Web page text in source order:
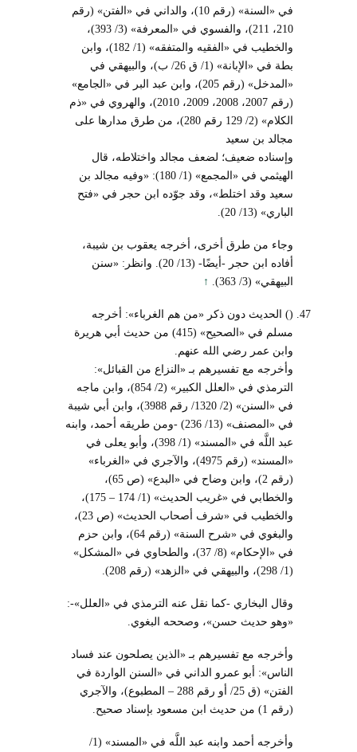
في «السنة» (رقم 10)، والداني في «الفتن» (رقم
210، 211)، والفسوي في «المعرفة» (3/ 393)،
والخطيب في «الفقيه والمتفقه» (1/ 182)، وابن
بطة في «الإبانة» (1/ ق 26/ ب)، والبيهقي في
«المدخل» (رقم 205)، وابن عبد البر في «الجامع»
(رقم 2007، 2008، 2009، 2010)، والهروي في «ذم
الكلام» (2/ 129 رقم 280)، من طرق مدارها على
مجالد بن سعيد
وإسناده ضعيف؛ لضعف مجالد واختلاطه، قال
الهيثمي في «المجمع» (1/ 180): «وفيه مجالد بن
سعيد وقد اختلط»، وقد جوّده ابن حجر في «فتح
الباري» (13/ 20).
وجاء من طرق أخرى، أخرجه يعقوب بن شيبة،
أفاده ابن حجر -أيضًا- (13/ 20). وانظر: «سنن
البيهقي» (3/ 363).
↑
() الحديث دون ذكر «من هم الغرباء»: أخرجه
مسلم في «الصحيح» (415) من حديث أبي هريرة
وابن عمر رضي الله عنهم.
وأخرجه مع تفسيرهم بـ «النزاع من القبائل»:
الترمذي في «العلل الكبير» (2/ 854)، وابن ماجه
في «السنن» (2/ 1320/ رقم 3988)، وابن أبي شيبة
في «المصنف» (13/ 236) -ومن طريقه أحمد، وابنه
عبد اللَّه في «المسند» (1/ 398)، وأبو يعلى في
«المسند» (رقم 4975)، والآجري في «الغرباء»
(رقم 2)، وابن وضاح في «البدع» (ص 65)،
والخطابي في «غريب الحديث» (1/ 174 – 175)،
والخطيب في «شرف أصحاب الحديث» (ص 23)،
والبغوي في «شرح السنة» (رقم 64)، وابن حزم
في «الإحكام» (8/ 37)، والطحاوي في «المشكل»
(1/ 298)، والبيهقي في «الزهد» (رقم 208).
وقال البخاري -كما نقل عنه الترمذي في «العلل»-:
«وهو حديث حسن»، وصححه البغوي.
وأخرجه مع تفسيرهم بـ «الذين ‌يصلحون ‌عند ‌فساد
‌الناس»: أبو عمرو الداني في «السنن الواردة في
الفتن» (ق 25/ أو رقم 288 – المطبوع)، والآجري
(رقم 1) من حديث ابن مسعود بإسناد صحيح.
وأخرجه أحمد وابنه عبد اللَّه في «المسند» (1/